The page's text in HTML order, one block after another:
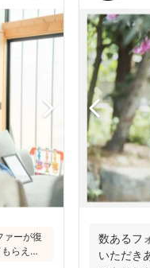
ァーが復
らえ
数あるフ
いただき